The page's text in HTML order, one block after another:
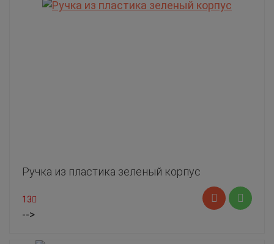
Ручка из пластика зеленый корпус
13
-->